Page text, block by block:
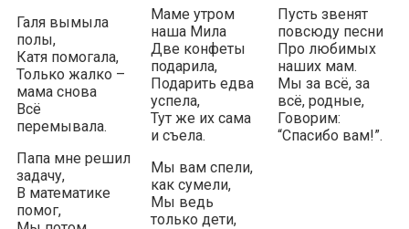
Галя вымыла
полы,
Катя помогала,
Только жалко –
мама снова
Всё
перемывала.
Папа мне решил
задачу,
В математике
помог,
Маме утром
наша Мила
Две конфеты
подарила,
Подарить едва
успела,
Тут же их сама
и съела.
Мы вам спели,
как сумели,
Мы ведь
только дети,
Пусть звенят
повсюду песни
Про любимых
наших мам.
Мы за всё, за
всё, родные,
Говорим:
“Спасибо вам!”.